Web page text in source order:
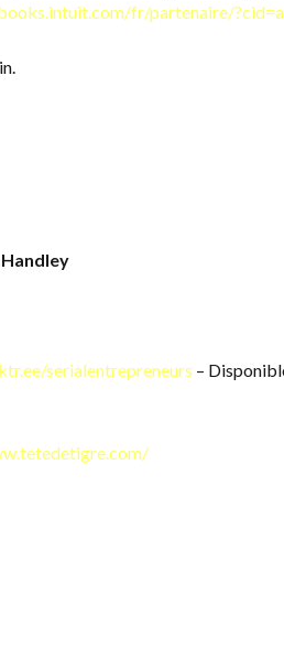
fr/partenaire/
serialentrepreneurs –